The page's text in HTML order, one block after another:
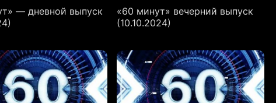
— дневной выпуск
«60 минут» вечерний выпуск
(10.10.2024)